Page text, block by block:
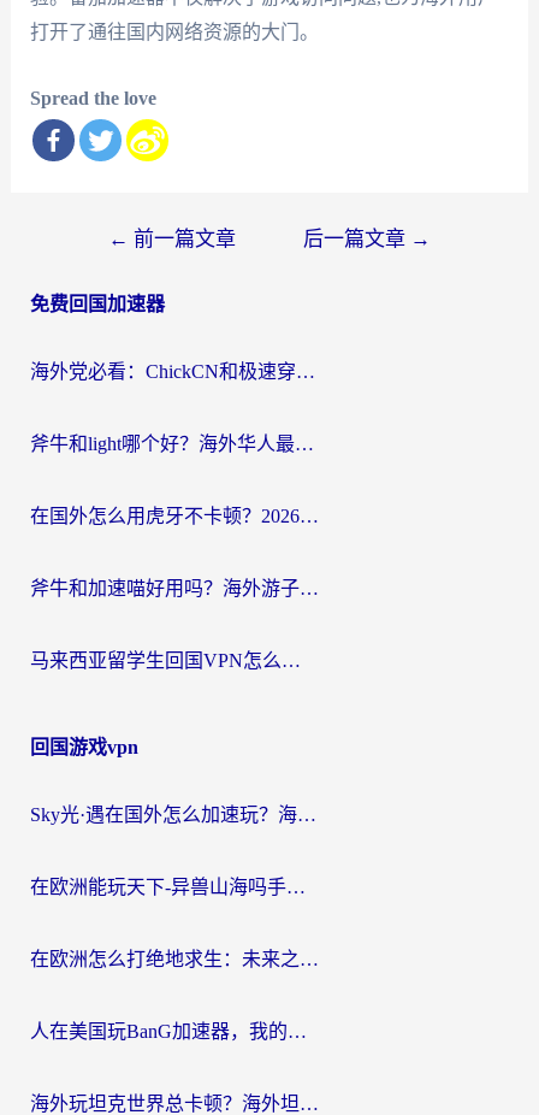
打开了通往国内网络资源的大门。
Spread the love
导
← 前一篇文章 后一篇文章 →
免费回国加速器
海外党必看：ChickCN和极速穿梭VPN好用吗？3招教你选对回国加速器无缝刷国内资源
斧牛和light哪个好？海外华人最关心的回国加速器选择难题，一篇讲透
在国外怎么用虎牙不卡顿？2026海外华人亲测有效的回国加速器选择指南
斧牛和加速喵好用吗？海外游子的真实选择困境
马来西亚留学生回国VPN怎么选？3个避坑点+1款实测好用的加速器推荐
回国游戏vpn
Sky光·遇在国外怎么加速玩？海外党亲测有效的国服游戏加速指南
在欧洲能玩天下-异兽山海吗手游？海外玩家的加速器生存指南
在欧洲怎么打绝地求生：未来之役不卡？留学生亲测的加速器避坑指南
人在美国玩BanG加速器，我的延迟终于绿了
海外玩坦克世界总卡顿？海外坦克世界加速器有哪些？实测好用的选择在这里